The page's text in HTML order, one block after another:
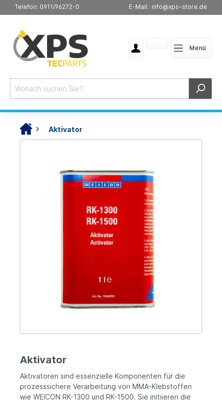
Telefon: 0911/96272-0 E-Mail: info@xps-store.de
Menü
Aktivator
Aktivator
Aktivatoren sind essenzielle Komponenten für die
prozesssichere Verarbeitung von MMA-Klebstoffen
wie WEICON RK-1300 und RK-1500. Sie initiieren die